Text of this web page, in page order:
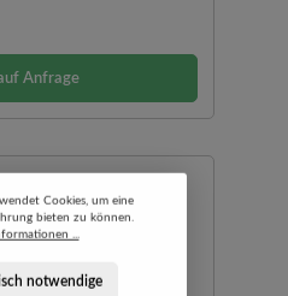
Anfrage
Cookies, um eine
bieten zu können.
...
notwendige